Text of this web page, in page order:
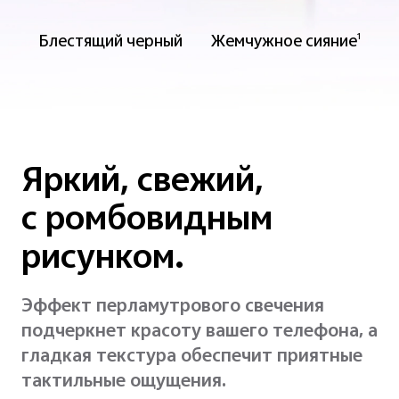
Блестящий черный Жемчужное сияние1
Яркий, свежий,
с ромбовидным
рисунком.
Эффект перламутрового свечения
подчеркнет красоту вашего телефона, а
гладкая текстура обеспечит приятные
тактильные ощущения.